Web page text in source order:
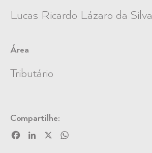
Lucas Ricardo Lázaro da Silva
Área
Tributário
Compartilhe:
FacebookLinkedIn